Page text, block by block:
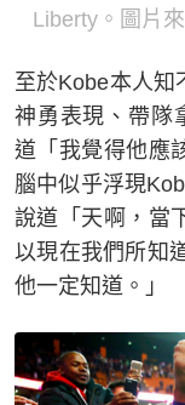
Liberty。圖片
至於Kobe本人知
神勇表現、帶隊
道「我覺得他應
腦中似乎浮現
說道「天啊，當
以現在我們所知
他一定知道。」